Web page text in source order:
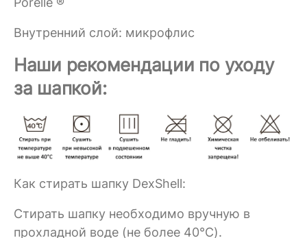
Внутренний слой: микрофлис
Наши рекомендации по уходу
за шапкой:
Как стирать шапку DexShell:
Стирать шапку необходимо вручную в
прохладной воде (не более 40°C).